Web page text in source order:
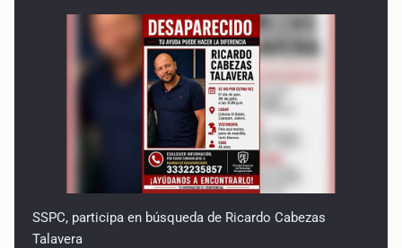
SSPC, participa en búsqueda de Ricardo Cabezas
Talavera